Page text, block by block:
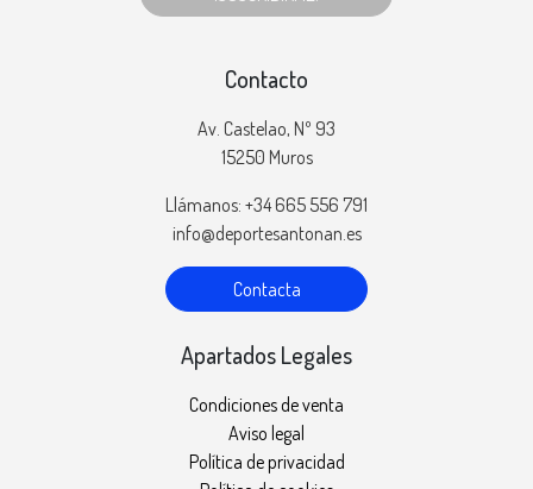
Contacto
Av. Castelao, Nº 93
15250 Muros
Llámanos: +34 665 556 791
info@deportesantonan.es
Contacta
Apartados Legales
Condiciones de venta
Aviso legal
Política de privacidad